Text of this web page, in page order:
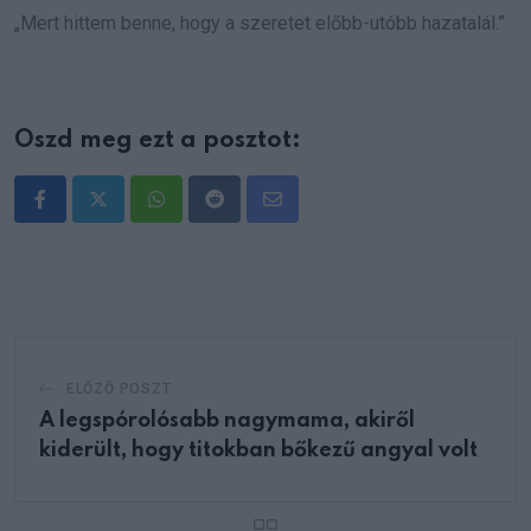
„Mert hittem benne, hogy a szeretet előbb-utóbb hazatalál.”
Oszd meg ezt a posztot:
WhatsappRedditShare
A legspórolósabb nagymama, akiről
kiderült, hogy titokban bőkezű angyal volt